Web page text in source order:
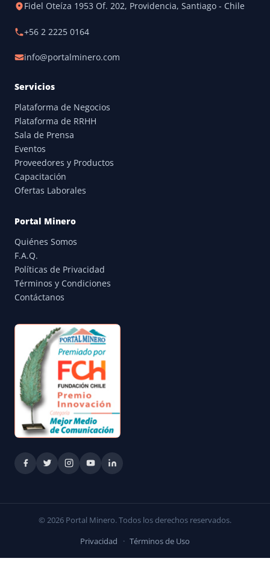
Fidel Oteíza 1953 Of. 202, Providencia, Santiago - Chile
+56 2 2225 0164
info@portalminero.com
Servicios
Plataforma de Negocios
Plataforma de RRHH
Sala de Prensa
Eventos
Proveedores y Productos
Capacitación
Ofertas Laborales
Portal Minero
Quiénes Somos
F.A.Q.
Políticas de Privacidad
Términos y Condiciones
Contáctanos
© 2026 Portal Minero. Todos los derechos reservados.
Privacidad · Términos de Uso